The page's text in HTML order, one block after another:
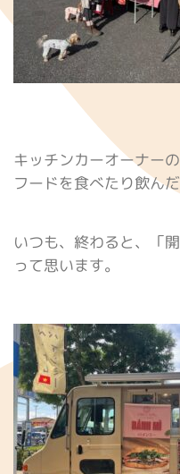
キッチンカーオーナー
フードを食べたり飲ん
いつも、終わると、「
って思います。